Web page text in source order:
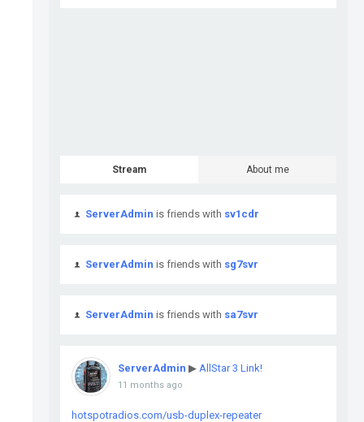
Stream About me
ServerAdmin is friends with sv1cdr
ServerAdmin is friends with sg7svr
ServerAdmin is friends with sa7svr
ServerAdmin ▶ AllStar 3 Link!
11 months ago
hotspotradios.com/usb-duplex-repeater